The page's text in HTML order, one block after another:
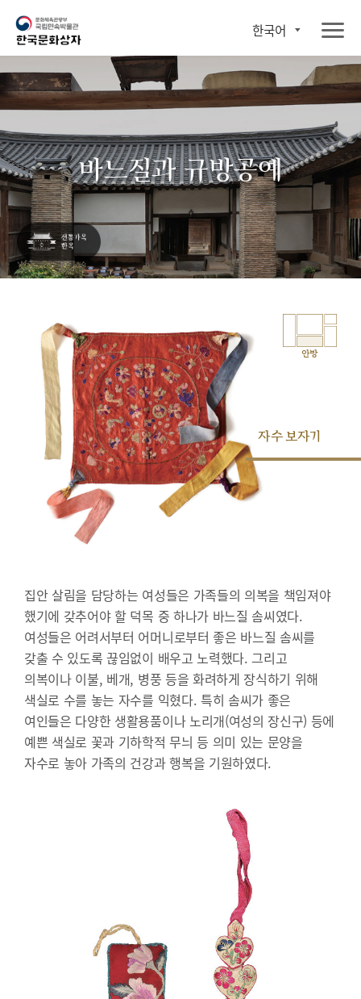
한국어
바느질과 규방공예
안방
자수 보자기
집안 살림을 담당하는 여성들은 가족들의 의복을 책임져야
했기에 갖추어야 할 덕목 중 하나가 바느질 솜씨였다.
여성들은 어려서부터 어머니로부터 좋은 바느질 솜씨를
갖출 수 있도록 끊임없이 배우고 노력했다. 그리고
의복이나 이불, 베개, 병풍 등을 화려하게 장식하기 위해
색실로 수를 놓는 자수를 익혔다. 특히 솜씨가 좋은
여인들은 다양한 생활용품이나 노리개(여성의 장신구) 등에
예쁜 색실로 꽃과 기하학적 무늬 등 의미 있는 문양을
자수로 놓아 가족의 건강과 행복을 기원하였다.